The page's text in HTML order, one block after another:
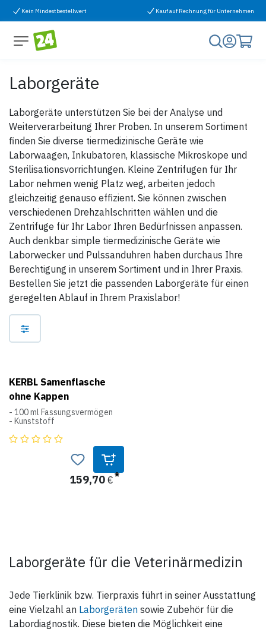
Zum Inhalt springen
Kein Mindestbestellwert Kauf auf Rechnung für Unternehmen
Laborgeräte
Laborgeräte unterstützen Sie bei der Analyse und
Weiterverarbeitung Ihrer Proben. In unserem Sortiment
finden Sie diverse tiermedizinische Geräte wie
Laborwaagen, Inkubatoren, klassische Mikroskope und
Sterilisationsvorrichtungen. Kleine Zentrifugen für Ihr
Labor nehmen wenig Platz weg, arbeiten jedoch
gleichzeitig genauso effizient. Sie können zwischen
verschiedenen Drehzahlschritten wählen und die
Zentrifuge für Ihr Labor Ihren Bedürfnissen anpassen.
Auch denkbar simple tiermedizinische Geräte wie
Laborwecker und Pulssanduhren haben durchaus Ihre
Berechtigung in unserem Sortiment und in Ihrer Praxis.
Bestellen Sie jetzt die passenden Laborgeräte für einen
geregelten Ablauf in Ihrem Praxislabor!
KERBL Samenflasche
ohne Kappen
- 100 ml Fassungsvermögen
- Kunststoff
159,70€
Laborgeräte für die Veterinärmedizin
Jede Tierklinik bzw. Tierpraxis führt in seiner Ausstattung
eine Vielzahl an Laborgeräten sowie Zubehör für die
Labordiagnostik. Diese bieten die Möglichkeit eine